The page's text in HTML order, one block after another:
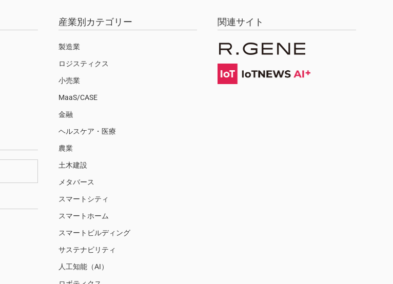
産業別カテゴリー
製造業
ロジスティクス
小売業
MaaS/CASE
金融
ヘルスケア・医療
農業
土木建設
メタバース
スマートシティ
スマートホーム
スマートビルディング
サステナビリティ
人工知能（AI）
関連サイト